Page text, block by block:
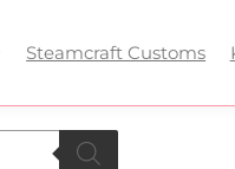
Steamcraft Customs